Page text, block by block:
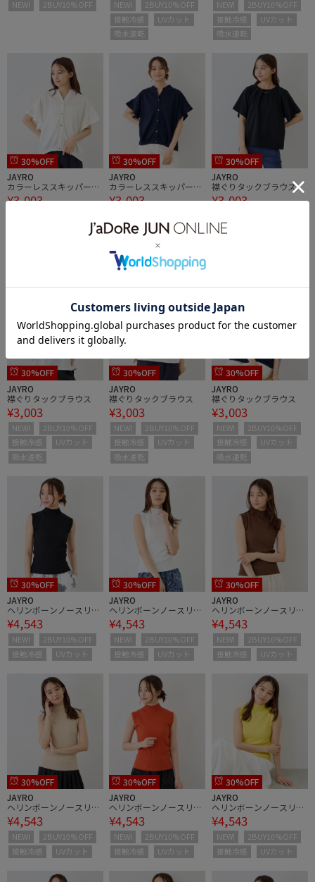
NEW! 2BUY10%OFF NEW!
2BUY10%OFF
接触冷感
UVカット
吸水速乾
NEW!
2BUY10%OFF
接触冷感
UVカット
吸水速乾
30%OFF
JAYRO
カラーレススキッパーブ
ラウス
¥3,003
30%OFF
JAYRO
カラーレススキッパーブ
ラウス
¥3,003
接触冷感
UVカット
30%OFF
JAYRO
襟ぐりタックブラウス
¥3,003
接触冷感
30%OFF
JAYRO
襟ぐりタックブラウス
¥3,003
NEW!
2BUY10%OFF
接触冷感
UVカット
吸水速乾
30%OFF
JAYRO
襟ぐりタックブラウス
¥3,003
NEW!
2BUY10%OFF
接触冷感
UVカット
吸水速乾
30%OFF
JAYRO
襟ぐりタックブラウス
¥3,003
NEW!
2BUY10%OFF
接触冷感
UVカット
吸水速乾
30%OFF
JAYRO
ヘリンボーンノースリー
ブニット
¥4,543
NEW!
2BUY10%OFF
接触冷感
UVカット
30%OFF
JAYRO
ヘリンボーンノースリー
ブニット
¥4,543
NEW!
2BUY10%OFF
接触冷感
UVカット
30%OFF
JAYRO
ヘリンボーンノースリー
ブニット
¥4,543
NEW!
2BUY10%OFF
接触冷感
UVカット
30%OFF
JAYRO
ヘリンボーンノースリー
ブニット
¥4,543
NEW!
2BUY10%OFF
接触冷感
UVカット
30%OFF
JAYRO
ヘリンボーンノースリー
ブニット
¥4,543
NEW!
2BUY10%OFF
接触冷感
UVカット
30%OFF
JAYRO
ヘリンボーンノースリー
ブニット
¥4,543
NEW!
2BUY10%OFF
接触冷感
UVカット